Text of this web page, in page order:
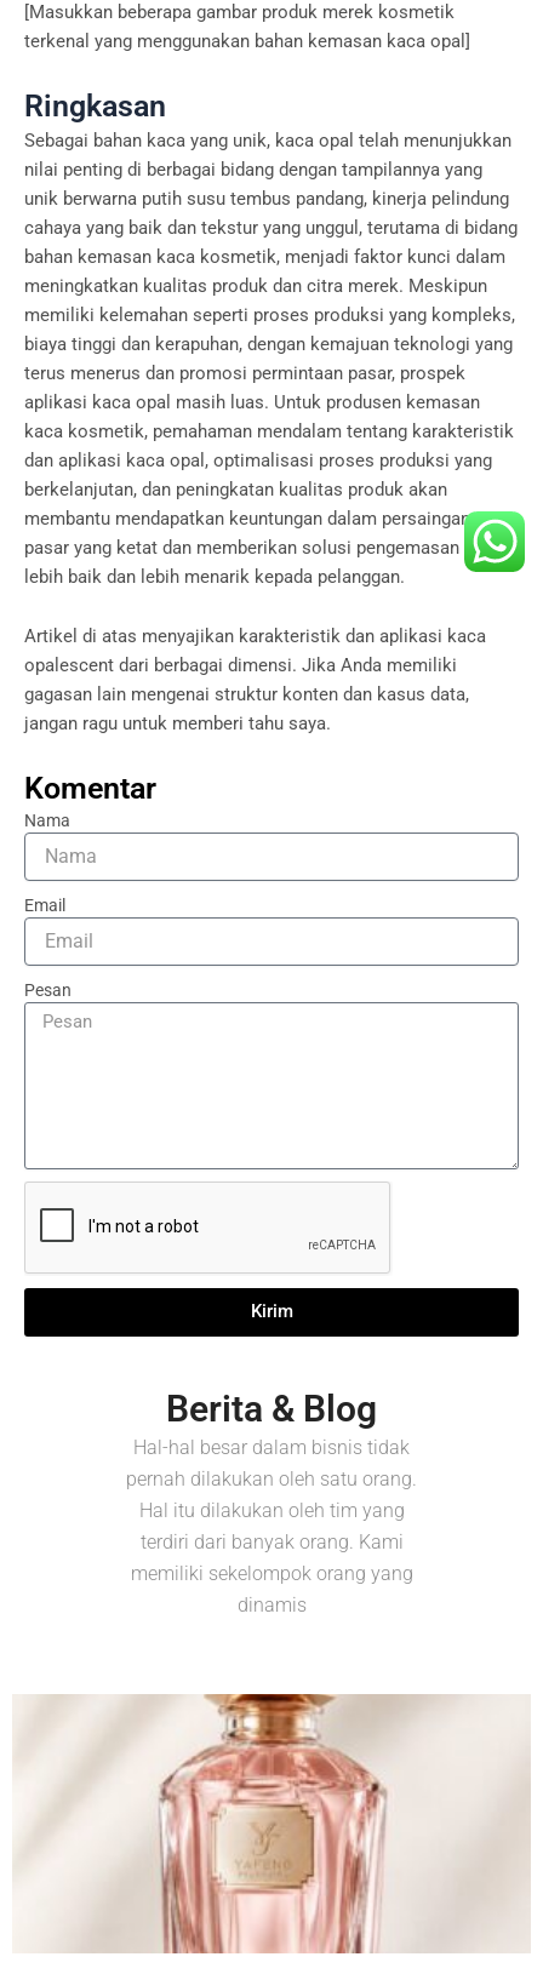
[Masukkan beberapa gambar produk merek kosmetik
terkenal yang menggunakan bahan kemasan kaca opal]
Ringkasan
Sebagai bahan kaca yang unik, kaca opal telah menunjukkan
nilai penting di berbagai bidang dengan tampilannya yang
unik berwarna putih susu tembus pandang, kinerja pelindung
cahaya yang baik dan tekstur yang unggul, terutama di bidang
bahan kemasan kaca kosmetik, menjadi faktor kunci dalam
meningkatkan kualitas produk dan citra merek. Meskipun
memiliki kelemahan seperti proses produksi yang kompleks,
biaya tinggi dan kerapuhan, dengan kemajuan teknologi yang
terus menerus dan promosi permintaan pasar, prospek
aplikasi kaca opal masih luas. Untuk produsen kemasan
kaca kosmetik, pemahaman mendalam tentang karakteristik
dan aplikasi kaca opal, optimalisasi proses produksi yang
berkelanjutan, dan peningkatan kualitas produk akan
membantu mendapatkan keuntungan dalam persaingan
pasar yang ketat dan memberikan solusi pengemasan yang
lebih baik dan lebih menarik kepada pelanggan.
Artikel di atas menyajikan karakteristik dan aplikasi kaca
opalescent dari berbagai dimensi. Jika Anda memiliki
gagasan lain mengenai struktur konten dan kasus data,
jangan ragu untuk memberi tahu saya.
Komentar
Nama
Email
Pesan
Kirim
Berita & Blog
Hal-hal besar dalam bisnis tidak
pernah dilakukan oleh satu orang.
Hal itu dilakukan oleh tim yang
terdiri dari banyak orang. Kami
memiliki sekelompok orang yang
dinamis